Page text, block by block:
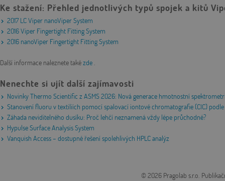
Ke stažení: Přehled jednotlivých typů spojek a kitů
2017 LC Viper nanoViper System
2016 Viper Fingertight Fitting System
2016 nanoViper Fingertight Fitting System
Další informace naleznete takézde .
Nenechte si ujít další zajímavosti
Novinky Thermo Scientific z ASMS 2026: Nová generace hmotnostní
Stanovení fluoru v textiliích pomocí spalovací iontové chromatografie (CIC)
Záhada neviditelného dusíku: Proč lehčí neznamená vždy lépe průchodné?
Hypulse Surface Analysis System
Vanquish Access – dostupné řešení spolehlivých HPLC analýz
© 2026 Pragolab s.r.o.